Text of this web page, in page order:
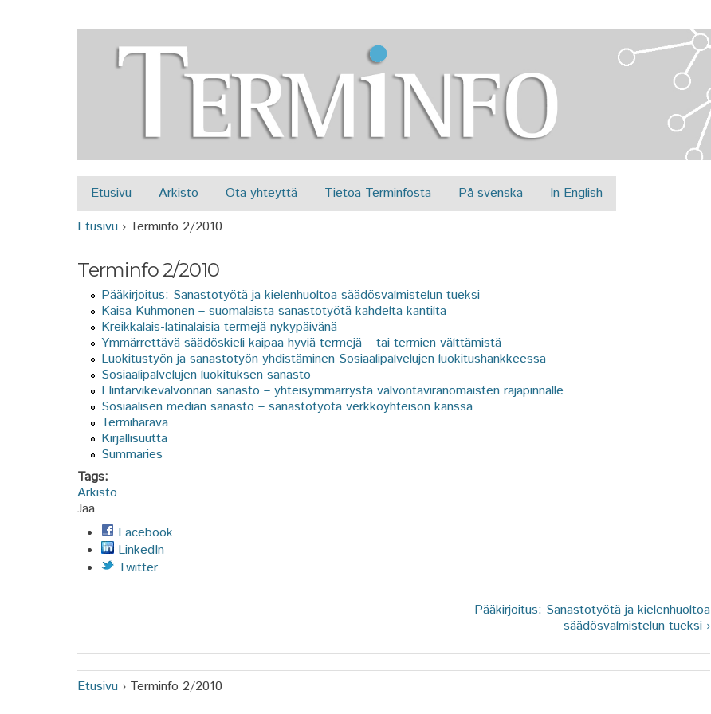
Päävalikko
Etusivu Arkisto Ota yhteyttä Tietoa Terminfosta På svenska In English
Etusivu › Terminfo 2/2010
Terminfo 2/2010
Pääkirjoitus: Sanastotyötä ja kielenhuoltoa säädösvalmistelun tueksi
Kaisa Kuhmonen – suomalaista sanastotyötä kahdelta kantilta
Kreikkalais-latinalaisia termejä nykypäivänä
Ymmärrettävä säädöskieli kaipaa hyviä termejä – tai termien välttämistä
Luokitustyön ja sanastotyön yhdistäminen Sosiaalipalvelujen luokitushankkeessa
Sosiaalipalvelujen luokituksen sanasto
Elintarvikevalvonnan sanasto – yhteisymmärrystä valvontaviranomaisten rajapinnalle
Sosiaalisen median sanasto – sanastotyötä verkkoyhteisön kanssa
Termiharava
Kirjallisuutta
Summaries
Tags:
Arkisto
Jaa
Facebook
LinkedIn
Twitter
Pääkirjoitus: Sanastotyötä ja kielenhuoltoa
säädösvalmistelun tueksi ›
Etusivu › Terminfo 2/2010